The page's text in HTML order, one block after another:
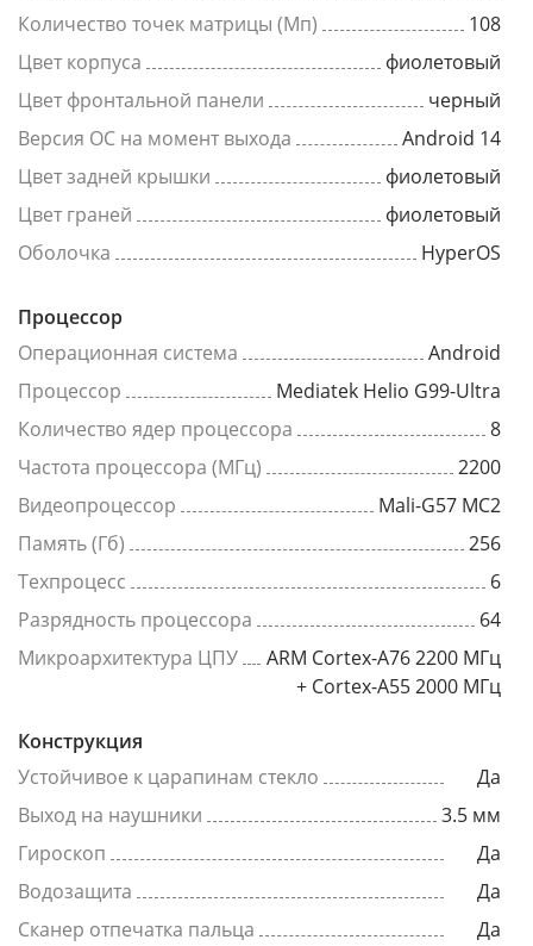
Количество точек матрицы (Мп)
108
Цвет корпуса
фиолетовый
Цвет фронтальной панели
черный
Версия ОС на момент выхода
Android 14
Цвет задней крышки
фиолетовый
Цвет граней
фиолетовый
Оболочка
HyperOS
Процессор
Операционная система
Android
Процессор
Mediatek Helio G99-Ultra
Количество ядер процессора
8
Частота процессора (МГц)
2200
Видеопроцессор
Mali-G57 MC2
Память (Гб)
256
Техпроцесс
6
Разрядность процессора
64
Микроархитектура ЦПУ
ARM Cortex-A76 2200 МГц
+ Cortex-A55 2000 МГц
Конструкция
Устойчивое к царапинам стекло
Да
Выход на наушники
3.5 мм
Гироскоп
Да
Водозащита
Да
Сканер отпечатка пальца
Да